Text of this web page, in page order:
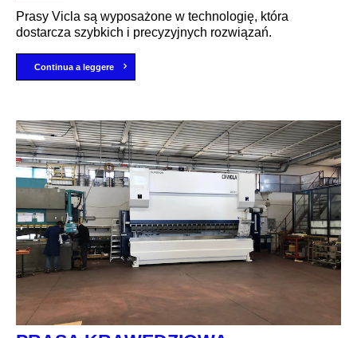
Prasy Vicla są wyposażone w technologię, która
dostarcza szybkich i precyzyjnych rozwiązań.
Continua a leggere